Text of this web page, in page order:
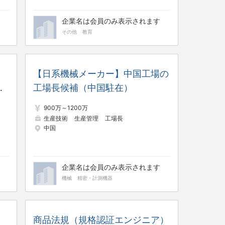
企業名は会員のみ表示されます
その他 教育
【日系機械メーカー】中国工場の
工場長候補（中国駐在）
900万～1200万
生産技術
生産管理
工場長
中国
企業名は会員のみ表示されます
機械 精密・計測機器
商品法規（規格認証エンジニア）